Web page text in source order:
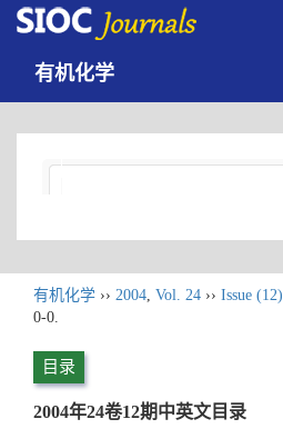
有机化学
有机化学 ›› 2004, Vol. 24 ›› Issue (12)
0-0.
目录
2004年24卷12期中英文目录